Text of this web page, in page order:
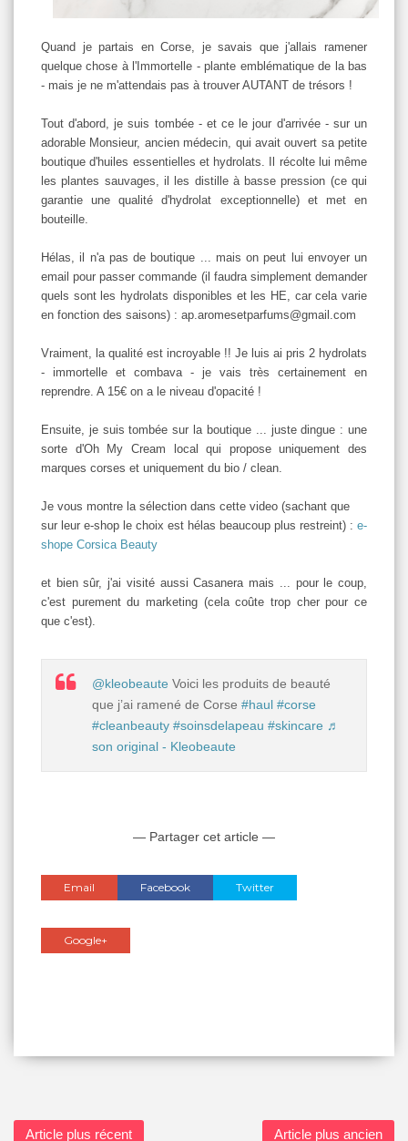
Quand je partais en Corse, je savais que j'allais ramener
quelque chose à l'Immortelle - plante emblématique de la bas
- mais je ne m'attendais pas à trouver AUTANT de trésors !
Tout d'abord, je suis tombée - et ce le jour d'arrivée - sur un
adorable Monsieur, ancien médecin, qui avait ouvert sa petite
boutique d'huiles essentielles et hydrolats. Il récolte lui même
les plantes sauvages, il les distille à basse pression (ce qui
garantie une qualité d'hydrolat exceptionnelle) et met en
bouteille.
Hélas, il n'a pas de boutique ... mais on peut lui envoyer un
email pour passer commande (il faudra simplement demander
quels sont les hydrolats disponibles et les HE, car cela varie
en fonction des saisons) : ap.aromesetparfums@gmail.com
Vraiment, la qualité est incroyable !! Je luis ai pris 2 hydrolats
- immortelle et combava - je vais très certainement en
reprendre. A 15€ on a le niveau d'opacité !
Ensuite, je suis tombée sur la boutique ... juste dingue : une
sorte d'Oh My Cream local qui propose uniquement des
marques corses et uniquement du bio / clean.
Je vous montre la sélection dans cette video (sachant que
sur leur e-shop le choix est hélas beaucoup plus restreint) : e-
shope Corsica Beauty
et bien sûr, j'ai visité aussi Casanera mais ... pour le coup,
c'est purement du marketing (cela coûte trop cher pour ce
que c'est).
@kleobeaute Voici les produits de beauté
que j’ai ramené de Corse #haul #corse
#cleanbeauty #soinsdelapeau #skincare ♬
son original - Kleobeaute
— Partager cet article —
Email Facebook Twitter
Google+
Article plus récent Article plus ancien